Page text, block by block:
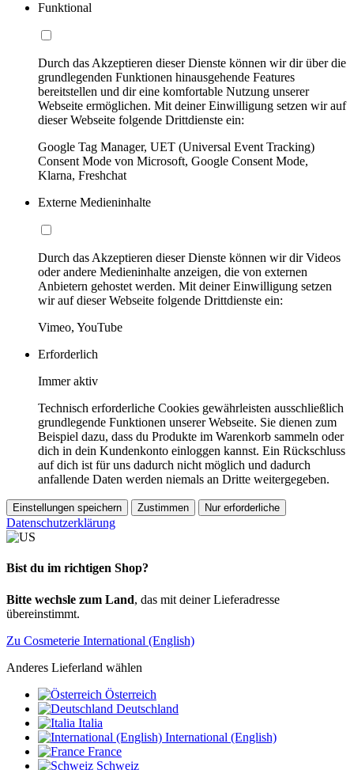
Funktional
Durch das Akzeptieren dieser Dienste können wir dir über die
grundlegenden Funktionen hinausgehende Features
bereitstellen und dir eine komfortable Nutzung unserer
Webseite ermöglichen. Mit deiner Einwilligung setzen wir auf
dieser Webseite folgende Drittdienste ein:
Google Tag Manager, UET (Universal Event Tracking)
Consent Mode von Microsoft, Google Consent Mode,
Klarna, Freshchat
Externe Medieninhalte
Durch das Akzeptieren dieser Dienste können wir dir Videos
oder andere Medieninhalte anzeigen, die von externen
Anbietern gehostet werden. Mit deiner Einwilligung setzen
wir auf dieser Webseite folgende Drittdienste ein:
Vimeo, YouTube
Erforderlich
Immer aktiv
Technisch erforderliche Cookies gewährleisten ausschließlich
grundlegende Funktionen unserer Webseite. Sie dienen zum
Beispiel dazu, dass du Produkte im Warenkorb sammeln oder
dich in dein Kundenkonto einloggen kannst. Ein Rückschluss
auf dich ist für uns dadurch nicht möglich und dadurch
anfallende Daten werden niemals an Dritte weitergegeben.
Einstellungen speichern Zustimmen Nur erforderliche
Datenschutzerklärung
Bist du im richtigen Shop?
Bitte wechsle zum Land, das mit deiner Lieferadresse
übereinstimmt.
Zu Cosmeterie International (English)
Anderes Lieferland wählen
Österreich
Deutschland
Italia
International (English)
France
Schweiz